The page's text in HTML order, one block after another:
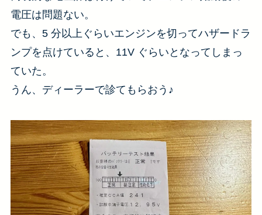
電圧は問題ない。
でも、5 分以上ぐらいエンジンを切ってハザードラ
ンプを点けていると、11V ぐらいとなってしまっ
ていた。
うん、ディーラーで診てもらおう♪